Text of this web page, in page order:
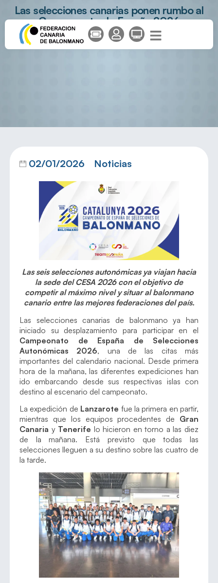
Las selecciones canarias ponen rumbo al
Campeonato de España 2026
02/01/2026 Noticias
Las seis selecciones autonómicas ya viajan hacia
la sede del CESA 2026 con el objetivo de
competir al máximo nivel y situar al balonmano
canario entre las mejores federaciones del país.
Las selecciones canarias de balonmano ya han
iniciado su desplazamiento para participar en el
Campeonato de España de Selecciones
Autonómicas 2026, una de las citas más
importantes del calendario nacional. Desde primera
hora de la mañana, las diferentes expediciones han
ido embarcando desde sus respectivas islas con
destino al escenario del campeonato.
La expedición de Lanzarote fue la primera en partir,
mientras que los equipos procedentes de Gran
Canaria y Tenerife lo hicieron en torno a las diez
de la mañana. Está previsto que todas las
selecciones lleguen a su destino sobre las cuatro de
la tarde.